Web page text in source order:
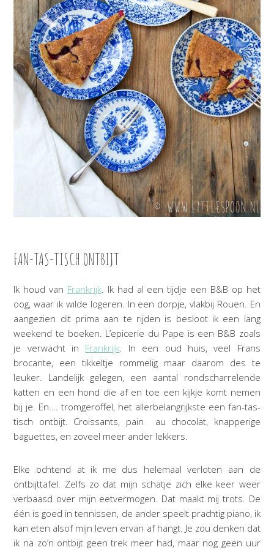
FAN-TAS-TISCH ONTBIJT
Ik houd van Frankrijk. Ik had al een tijdje een B&B op het
oog, waar ik wilde logeren. In een dorpje, vlakbij Rouen. En
aangezien dit prima aan te rijden is besloot ik een lang
weekend te boeken. L’epicerie du Pape is een B&B zoals
je verwacht in Frankrijk. In een oud huis, veel Frans
brocante, een tikkeltje rommelig maar daarom des te
leuker. Landelijk gelegen, een aantal rondscharrelende
katten en een hond die af en toe een kijkje komt nemen
bij je. En…. tromgeroffel, het allerbelangrijkste een fan-tas-
tisch ontbijt. Croissants, pain au chocolat, knapperige
baguettes, en zoveel meer ander lekkers.
Elke ochtend at ik me dus helemaal verloten aan de
ontbijttafel. Zelfs zo dat mijn schatje zich elke keer weer
verbaasd over mijn eetvermogen. Dat maakt mij trots. De
één is goed in tennissen, de ander speelt prachtig piano, ik
kan eten alsof mijn leven ervan af hangt. Je zou denken dat
ik na zo’n ontbijt geen trek meer had, maar nog geen uur